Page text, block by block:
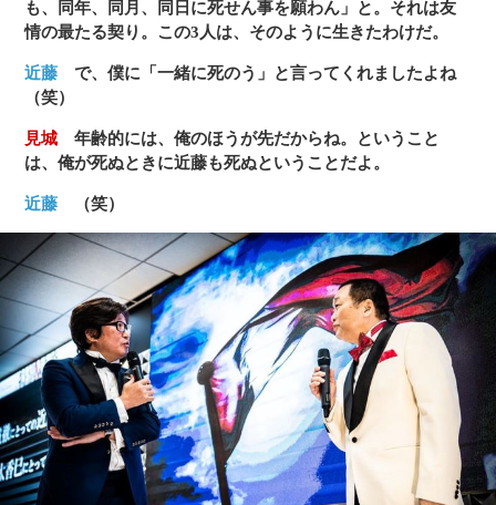
も、同年、同月、同日に死せん事を願わん」と。それは友
情の最たる契り。この3人は、そのように生きたわけだ。
近藤 で、僕に「一緒に死のう」と言ってくれましたよね
（笑）
見城 年齢的には、俺のほうが先だからね。ということ
は、俺が死ぬときに近藤も死ぬということだよ。
近藤 （笑）